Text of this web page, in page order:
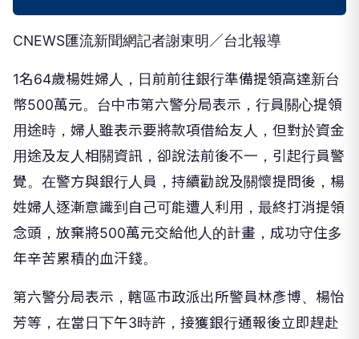
CNEWS匯流新聞網記者謝東明／台北報導
1名64歲楊姓婦人，日前前往銀行準備提領高達新台
幣500萬元。台中市第六警分局表示，行員關心提領
用途時，婦人雖表示要將款項借給友人，但對於資金
用途及友人相關資訊，卻說法前後不一，引起行員警
覺。在警方與銀行人員，持續勸說及關懷提問後，楊
姓婦人逐漸意識到自己可能遭人利用，最終打消提領
念頭，放棄將500萬元交給他人的計畫，成功守住多
年辛苦累積的血汗錢。
第六警分局表示，轄區市政派出所警員林彥博、楊怡
芳等，在當日下午3時許，接獲銀行通報後立即趕赴